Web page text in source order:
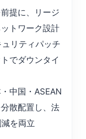
提に、リージ
トワーク設計
リティパッチ
でダウンタイ
中国・ASEAN
散配置し、法
を両立